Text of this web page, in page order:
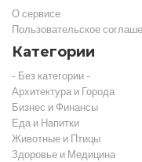
О сервисе
Пользовательское
Категории
- Без категории -
Архитектура и Города
Бизнес и Финансы
Еда и Напитки
Животные и Птицы
Здоровье и Медицина